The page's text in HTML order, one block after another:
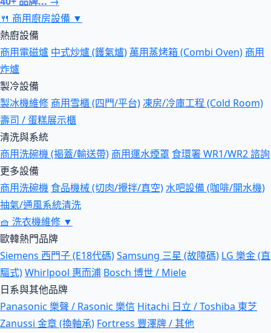
🍴 商用廚房設備 ▼
熱廚設備
商用電磁爐 中式炒爐 (鑊氣爐) 萬用蒸烤箱 (Combi Oven) 商用
炸爐
製冷設備
製冰機維修 商用雪櫃 (四門/平台)凍房/冷庫工程 (Cold Room)
壽司 / 蛋糕展示櫃
清洗與系統
商用洗碗機 (揭蓋/輸送帶) 商用運水煙罩 食環署 WR1/WR2 諮詢
更多設備
商用洗碗機 食品機械 (切肉/攪拌/真空)水吧設備 (咖啡/開水機)
抽氣/通風系統清洗
🧺 洗衣機維修 ▼
歐韓熱門品牌
Siemens 西門子 (E18代碼)Samsung 三星 (故障碼) LG 樂金 (直
驅式)Whirlpool 惠而浦 Bosch 博世 / Miele
日系與其他品牌
Panasonic 樂聲 / Rasonic 樂信 Hitachi 日立 / Toshiba 東芝
Zanussi 金章 (換軸承) Fortress 豐澤牌 / 其他